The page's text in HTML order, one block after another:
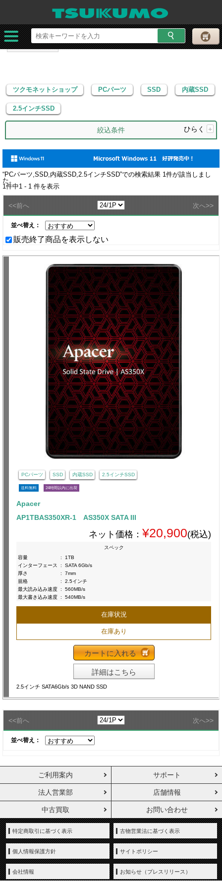
ツクモネットショップ PCパーツ
内蔵SSD
2.5インチSSD
ツクモネットショップ PCパーツ SSD 内蔵SSD
2.5インチSSD
絞込条件 ひらく +
“PCパーツ,SSD,内蔵SSD,2.5インチSSD”での検索結果 1 件が該当しまし
た。
1 件中1 - 1 件を表示
<<前へ 次へ>>
並べ替え：
販売終了商品を表示しない
PCパーツ SSD 内蔵SSD 2.5インチSSD
送料無料 24時間以内に出荷
Apacer
AP1TBAS350XR-1 AS350X SATA III
ネット価格： ¥20,900(税込)
スペック
容量
:
1TB
インターフェース
:
SATA 6Gb/s
厚さ
:
7mm
規格
:
2.5インチ
最大読み込み速度 :
560MB/s
最大書き込み速度 : 540MB/s
在庫状況
在庫あり
カートに入れる
詳細はこちら
2.5インチ SATA6Gb/s 3D NAND SSD
<<前へ 次へ>>
並べ替え：
ご利用案内 サポート
法人営業部 店舗情報
中古買取 お問い合わせ
特定商取引に基づく表示 古物営業法に基づく表示
個人情報保護方針 サイトポリシー
会社情報 お知らせ（プレスリリース）